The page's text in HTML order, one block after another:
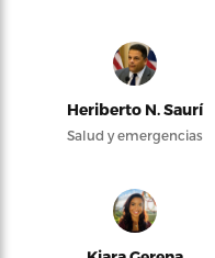
Heriberto N. Saurí
Salud y emergencias